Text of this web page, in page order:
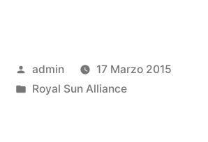
Pubblicato
da
admin
17 Marzo 2015
Pubblicato
Royal Sun Alliance